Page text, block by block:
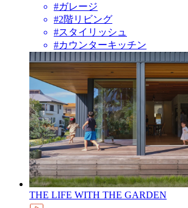
#ガレージ
#2階リビング
#スタイリッシュ
#カウンターキッチン
THE LIFE WITH THE GARDEN